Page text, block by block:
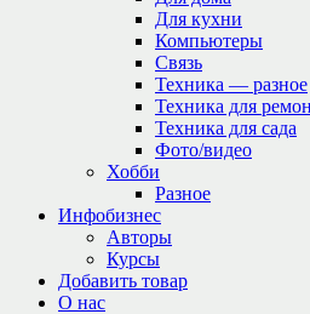
Для кухни
Компьютеры
Связь
Техника — разное
Техника для
Техника для сада
Фото/видео
Хобби
Разное
Инфобизнес
Авторы
Курсы
Добавить товар
О нас